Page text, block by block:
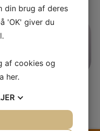
din brug af deres
'OK' giver du
af cookies og
her.